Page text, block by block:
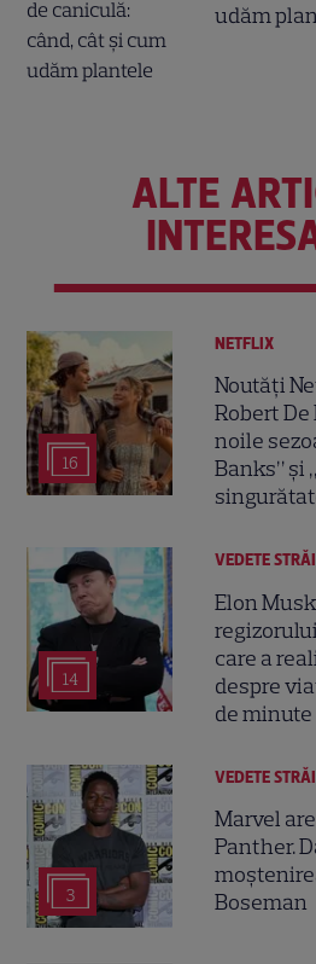
udăm
ALTE
16
NETFLIX
Noutăți
Robert De
noile
Banks” și
14
VEDETE
Elon
care a
despre
de minute
3
VEDETE
Marvel
Panther.
Boseman